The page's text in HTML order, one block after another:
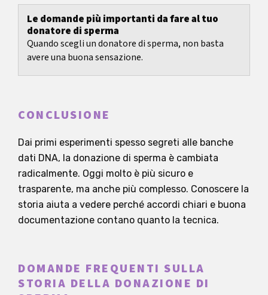
Le domande più importanti da fare al tuo
donatore di sperma
Quando scegli un donatore di sperma, non basta
avere una buona sensazione.
CONCLUSIONE
Dai primi esperimenti spesso segreti alle banche
dati DNA, la donazione di sperma è cambiata
radicalmente. Oggi molto è più sicuro e
trasparente, ma anche più complesso. Conoscere la
storia aiuta a vedere perché accordi chiari e buona
documentazione contano quanto la tecnica.
DOMANDE FREQUENTI SULLA
STORIA DELLA DONAZIONE DI